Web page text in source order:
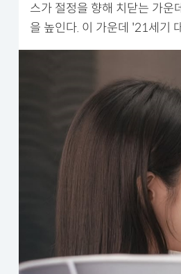
스가 절정을 향해 치닫는 가운
을 높인다. 이 가운데 '21세기